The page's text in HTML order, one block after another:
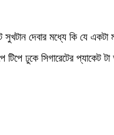
সুখটান দেবার মধ্যে কি যে
টিপে ঢুকে সিগারেটের প্যাকেট